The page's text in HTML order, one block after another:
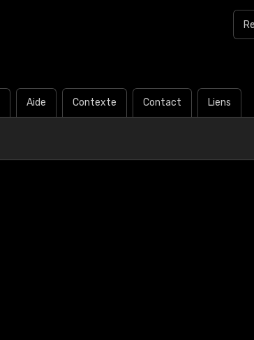
Aide Contexte Contact Liens